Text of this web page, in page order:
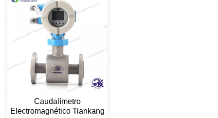
Caudalímetro
Electromagnético Tiankang